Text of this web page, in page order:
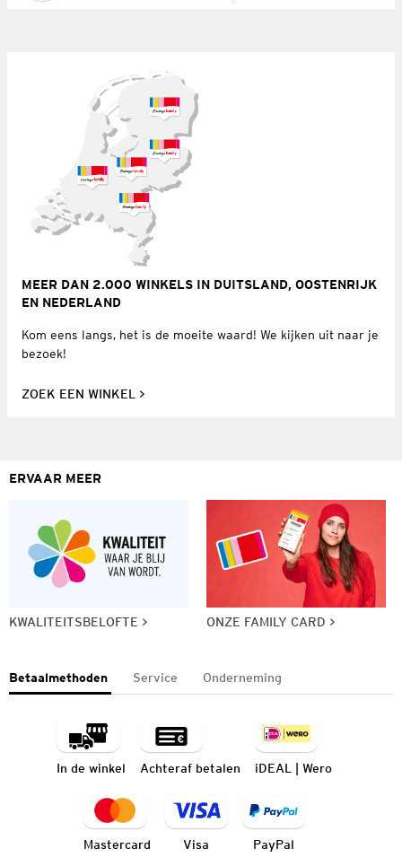
MEER DAN 2.000 WINKELS IN DUITSLAND, OOSTENRIJK
EN NEDERLAND
Kom eens langs, het is de moeite waard! We kijken uit naar je
bezoek!
ZOEK EEN WINKEL
ERVAAR MEER
KWALITEITSBELOFTE ONZE FAMILY CARD
Betaalmethoden Service Onderneming
In de winkel Achteraf betalen iDEAL | Wero
Mastercard Visa PayPal